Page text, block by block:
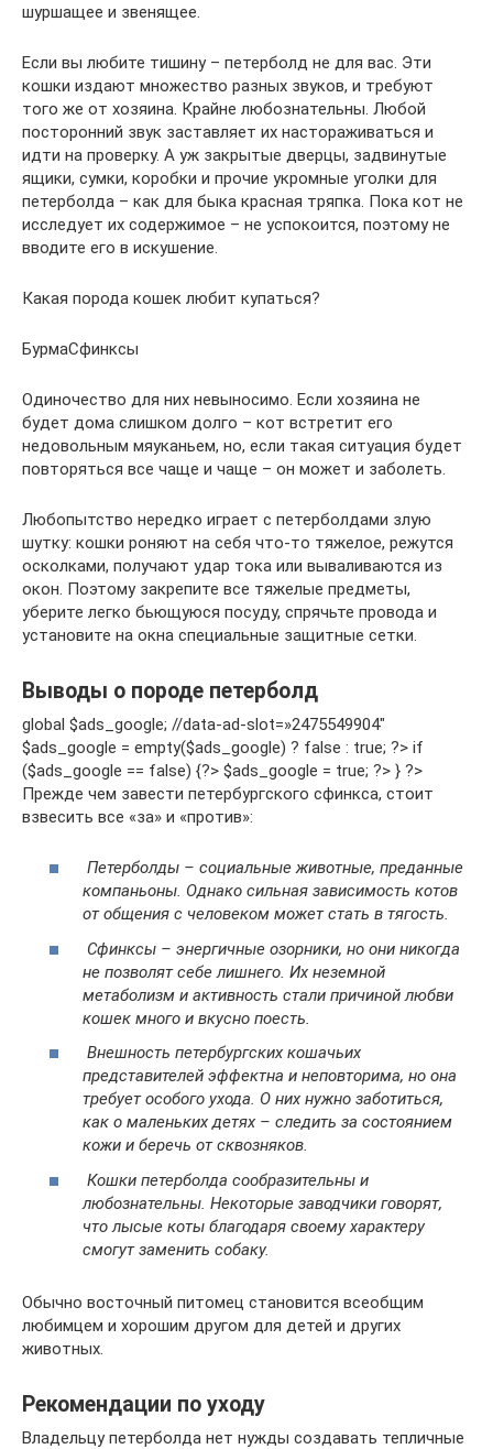
шуршащее и звенящее.
Если вы любите тишину – петерболд не для вас. Эти
кошки издают множество разных звуков, и требуют
того же от хозяина. Крайне любознательны. Любой
посторонний звук заставляет их настораживаться и
идти на проверку. А уж закрытые дверцы, задвинутые
ящики, сумки, коробки и прочие укромные уголки для
петерболда – как для быка красная тряпка. Пока кот не
исследует их содержимое – не успокоится, поэтому не
вводите его в искушение.
Какая порода кошек любит купаться?
БурмаСфинксы
Одиночество для них невыносимо. Если хозяина не
будет дома слишком долго – кот встретит его
недовольным мяуканьем, но, если такая ситуация будет
повторяться все чаще и чаще – он может и заболеть.
Любопытство нередко играет с петерболдами злую
шутку: кошки роняют на себя что-то тяжелое, режутся
осколками, получают удар тока или вываливаются из
окон. Поэтому закрепите все тяжелые предметы,
уберите легко бьющуюся посуду, спрячьте провода и
установите на окна специальные защитные сетки.
Выводы о породе петерболд
global $ads_google; //data-ad-slot=»2475549904″
$ads_google = empty($ads_google) ? false : true; ?> if
($ads_google == false) {?> $ads_google = true; ?> } ?>
Прежде чем завести петербургского сфинкса, стоит
взвесить все «за» и «против»:
Петерболды – социальные животные, преданные
компаньоны. Однако сильная зависимость котов
от общения с человеком может стать в тягость.
Сфинксы – энергичные озорники, но они никогда
не позволят себе лишнего. Их неземной
метаболизм и активность стали причиной любви
кошек много и вкусно поесть.
Внешность петербургских кошачьих
представителей эффектна и неповторима, но она
требует особого ухода. О них нужно заботиться,
как о маленьких детях – следить за состоянием
кожи и беречь от сквозняков.
Кошки петерболда сообразительны и
любознательны. Некоторые заводчики говорят,
что лысые коты благодаря своему характеру
смогут заменить собаку.
Обычно восточный питомец становится всеобщим
любимцем и хорошим другом для детей и других
животных.
Рекомендации по уходу
Владельцу петерболда нет нужды создавать тепличные